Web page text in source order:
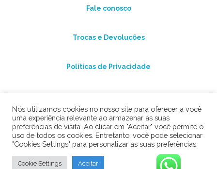
Fale conosco
Trocas e Devoluções
Politicas de Privacidade
©2026 Arduino e Cia
Nós utilizamos cookies no nosso site para oferecer a você
uma experiência relevante ao armazenar as suas
preferências de visita. Ao clicar em "Aceitar" você permite o
uso de todos os cookies. Entretanto, você pode selecionar
"Cookies Settings" para personalizar as suas preferências.
Cookie Settings Aceitar